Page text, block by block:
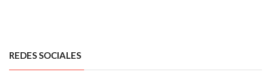
REDES SOCIALES